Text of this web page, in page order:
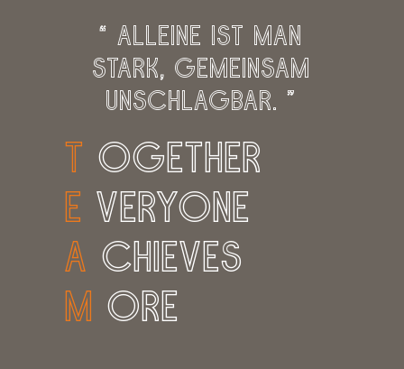
“ Alleine ist man
stark, gemeinsam
unschlagbar. ”
together
everyone
achieves
more